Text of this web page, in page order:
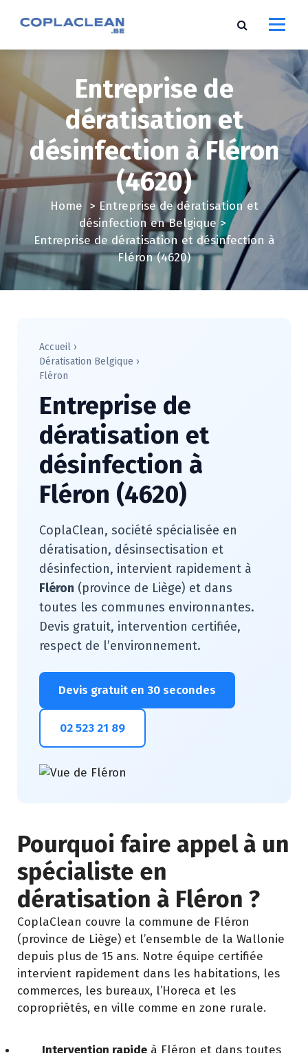
e
n
t
Entreprise de
dératisation et
désinfection à Fléron
(4620)
Home > Entreprise de dératisation et
désinfection en Belgique>
Entreprise de dératisation et désinfection à
Fléron (4620)
Accueil ›
Dératisation Belgique ›
Fléron
Entreprise de
dératisation et
désinfection à
Fléron (4620)
CoplaClean, société spécialisée en
dératisation, désinsectisation et
désinfection, intervient rapidement à
Fléron (province de Liège) et dans
toutes les communes environnantes.
Devis gratuit, intervention certifiée,
respect de l’environnement.
Devis gratuit en 30 secondes
02 523 21 89
Pourquoi faire appel à un
spécialiste en
dératisation à Fléron ?
CoplaClean couvre la commune de Fléron
(province de Liège) et l’ensemble de la Wallonie
depuis plus de 15 ans. Notre équipe certifiée
intervient rapidement dans les habitations, les
commerces, les bureaux, l’Horeca et les
copropriétés, en ville comme en zone rurale.
Intervention rapide à Fléron et dans toutes